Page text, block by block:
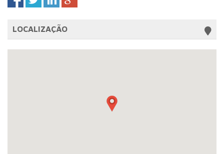
LOCALIZAÇÃO